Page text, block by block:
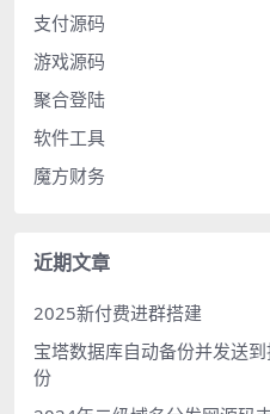
支付源码
游戏源码
聚合登陆
软件工具
魔方财务
近期文章
2025新付费进群搭建
宝塔数据库自动备份并发送
份